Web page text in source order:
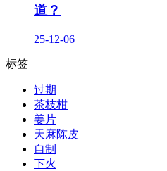
道？
25-12-06
标签
过期
茶枝柑
姜片
天麻陈皮
自制
下火